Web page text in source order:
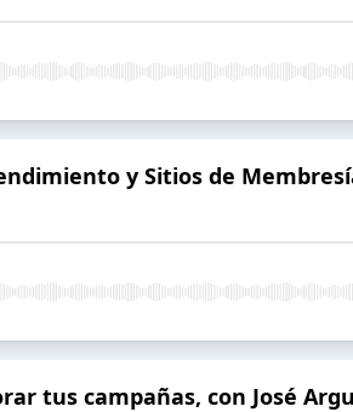
y Sitios de
tus campañas, con José